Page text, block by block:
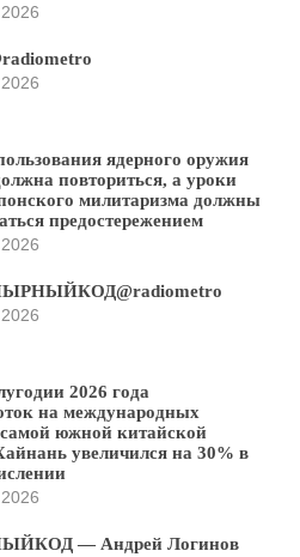
ядерного оружия
повториться, а уроки
милитаризма должны
предостережением
2026 года
на международных
южной китайской
увеличился на 30% в
— Андрей Логинов